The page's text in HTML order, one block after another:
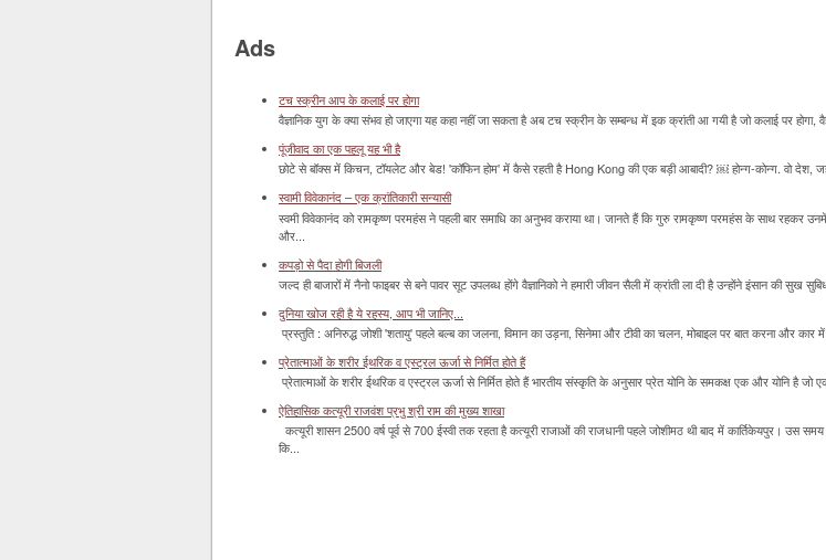
Ads
टच स्क्रीन आप के कलाई पर होगा
वैज्ञानिक युग के क्या संभव हो जाएगा यह कहा नहीं जा सकता है अब टच स्क्रीन के सम्बन्ध में इक क्रांती आ गयी है जो कलाई पर होगा,
पूंजीवाद का एक पहलू यह भी है
छोटे से बॉक्‍स में किचन, टॉयलेट और बेड! 'कॉफिन होम' में कैसे रहती है Hong Kong की एक बड़ी आबादी? ￼ होन्ग-कोन्ग. वो देश,
स्वामी विवेकानंद – एक क्रांतिकारी सन्यासी
स्वमी विवेकानंद को रामकृष्ण परमहंस ने पहली बार समाधि का अनुभव कराया था। जानते हैं कि गुरु रामकृष्ण परमहंस के साथ रहकर
और...
कपड़ो से पैदा होगी बिजली
जल्द ही बाजारों में नैनो फाइबर से बने पावर सूट उपलब्ध होंगे वैज्ञानिको ने हमारी जीवन सैली में क्रांती ला दी है उन्होंने इंसान की सुख
दुनिया खोज रही है ये रहस्य, आप भी जानिए...
प्रस्तुति : अनिरुद्ध जोशी 'शतायु' पहले बल्ब का जलना, विमान का उड़ना, सिनेमा और टीवी का चलन, मोबाइल पर बात करना और कार
प्रेतात्माओं के शरीर ईथरिक व एस्ट्रल ऊर्जा से निर्मित होते हैं
प्रेतात्माओं के शरीर ईथरिक व एस्ट्रल ऊर्जा से निर्मित होते हैं भारतीय संस्कृति के अनुसार प्रेत योनि के समकक्ष एक और योनि है जो
ऐतिहासिक कत्यूरी राजवंश प्रभु श्री राम की मुख्य शाखा
कत्यूरी शासन 2500 वर्ष पूर्व से 700 ईस्वी तक रहता है कत्यूरी राजाओं की राजधानी पहले जोशीमठ थी बाद में कार्तिकेयपुर। उस समय
कि...